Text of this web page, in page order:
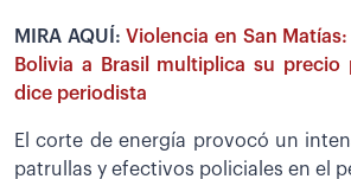
MIRA AQUÍ:Violencia en San
Bolivia a Brasil multiplica su precio
dice periodista
El corte de energía provocó un
patrullas y efectivos policiales en el